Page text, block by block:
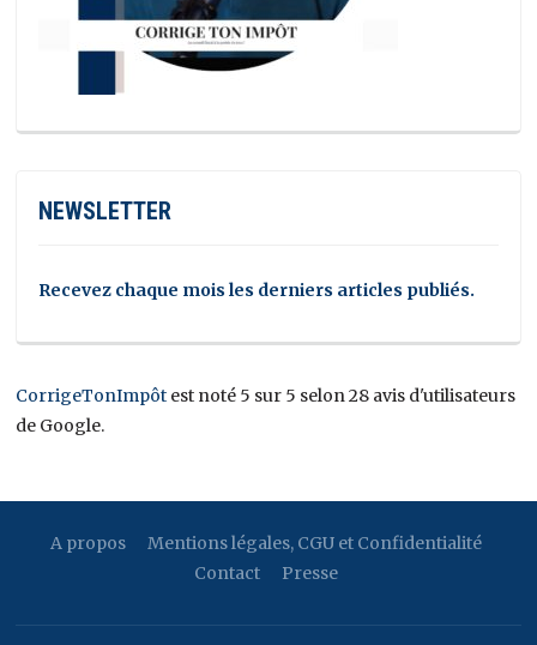
NEWSLETTER
Recevez chaque mois les derniers articles publiés.
CorrigeTonImpôt est noté 5 sur 5 selon 28 avis d'utilisateurs
de Google.
A propos
Mentions légales, CGU et Confidentialité
Contact
Presse